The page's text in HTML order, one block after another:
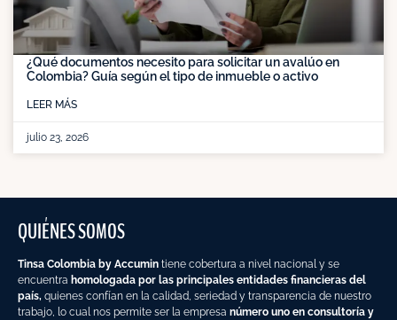
¿Qué documentos necesito para solicitar un avalúo en
Colombia? Guía según el tipo de inmueble o activo
LEER MÁS
julio 23, 2026
QUIÉNES SOMOS
Tinsa Colombia by Accumin tiene cobertura a nivel nacional y se
encuentra homologada por las principales entidades financieras del
país, quienes confían en la calidad, seriedad y transparencia de nuestro
trabajo, lo cual nos permite ser la empresa número uno en consultoría y